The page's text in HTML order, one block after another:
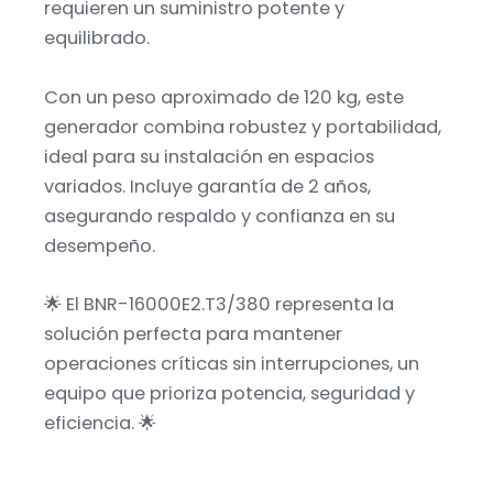
requieren un suministro potente y
equilibrado.
Con un peso aproximado de 120 kg, este
generador combina robustez y portabilidad,
ideal para su instalación en espacios
variados. Incluye garantía de 2 años,
asegurando respaldo y confianza en su
desempeño.
🌟 El BNR-16000E2.T3/380 representa la
solución perfecta para mantener
operaciones críticas sin interrupciones, un
equipo que prioriza potencia, seguridad y
eficiencia. 🌟